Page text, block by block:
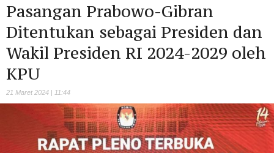
Pasangan Prabowo-Gibran
Ditentukan sebagai Presiden dan
Wakil Presiden RI 2024-2029 oleh
KPU
21 Maret 2024 | 11:44